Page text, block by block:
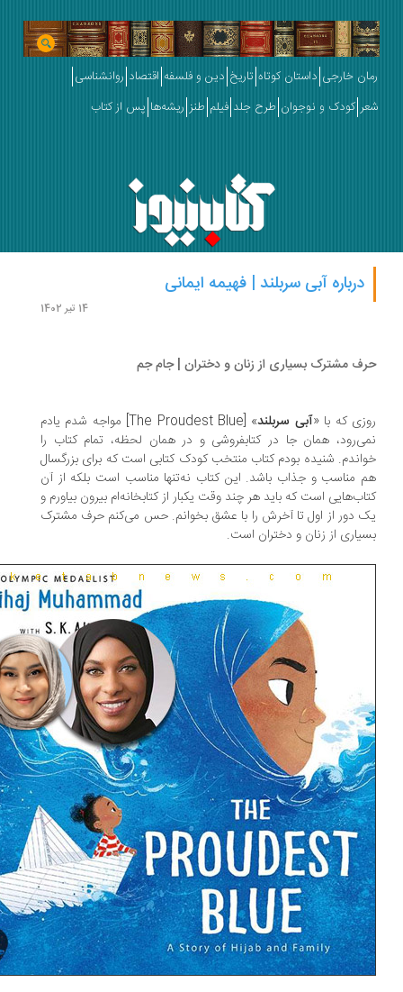
خارجی داستان کوتاه تاریخ دین و فلسفه اقتصاد روانشناسی
کودک و نوجوان طرح جلد فیلم طنز ریشه‌ها پس از کتاب
درباره آبی سربلند | فهیمه ایمانی
مشترک بسیاری از زنان و دختران | جام جم
که با « آبی سربلند
» [The Proudest Blue] مواجه شدم یادم
همان جا در کتابفروشی و در همان لحظه، تمام کتاب را
شنیده بودم کتاب منتخب کودک کتابی است که برای بزرگسال
مناسب و جذاب باشد. این کتاب نه‌تنها مناسب است بلکه از آن
است که باید هر چند وقت یکبار از کتابخانه‌ام بیرون بیاورم و
دور از اول تا آخرش را با عشق بخوانم. حس می‌کنم حرف مشترک
از زنان و دختران است.